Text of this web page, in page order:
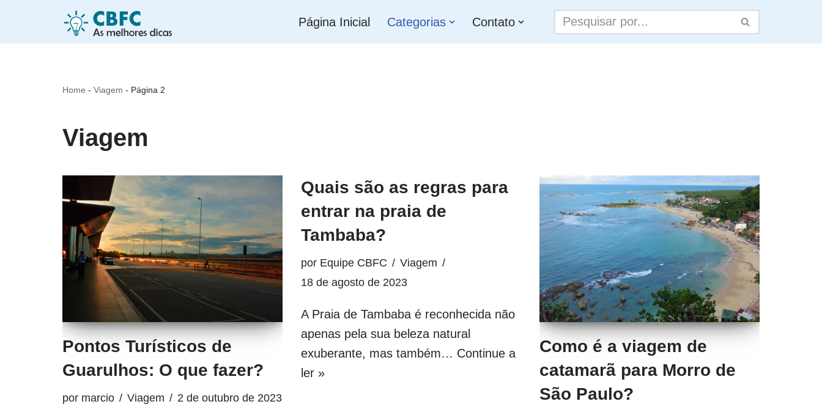
Página Inicial Categorias Contato
Home - Viagem - Página 2
Viagem
Pontos Turísticos de
Guarulhos: O que fazer?
por marcio Viagem 2 de outubro de 2023
Quais são as regras para
entrar na praia de
Tambaba?
por Equipe CBFC
Viagem
18 de agosto de 2023
A Praia de Tambaba é reconhecida não
apenas pela sua beleza natural
exuberante, mas também… Continue a
ler »
Como é a viagem de
catamarã para Morro de
São Paulo?